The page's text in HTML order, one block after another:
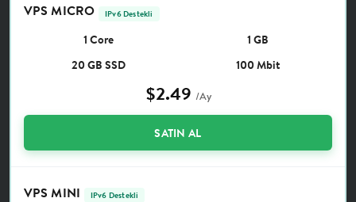
VPS MICRO IPv6 Destekli
1 Core
1 GB
20 GB SSD
100 Mbit
$2.49 /Ay
SATIN AL
VPS MINI IPv6 Destekli